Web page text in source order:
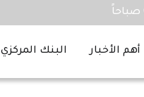
أهم الأخبار البنك المركزي